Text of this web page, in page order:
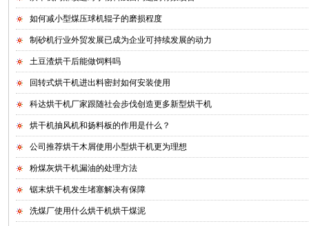
如何减小型煤压球机辊子的磨损程度
制砂机行业外贸发展已成为企业可持续发展的动力
土豆渣烘干后能做饲料吗
回转式烘干机进出料密封如何安装使用
科达烘干机厂家跟随社会步伐创造更多新型烘干机
烘干机抽风机和扬料板的作用是什么？
公司推荐烘干木屑使用小型烘干机更为理想
粉煤灰烘干机漏油的处理方法
锯末烘干机发生堵塞解决有保障
洗煤厂使用什么烘干机烘干煤泥